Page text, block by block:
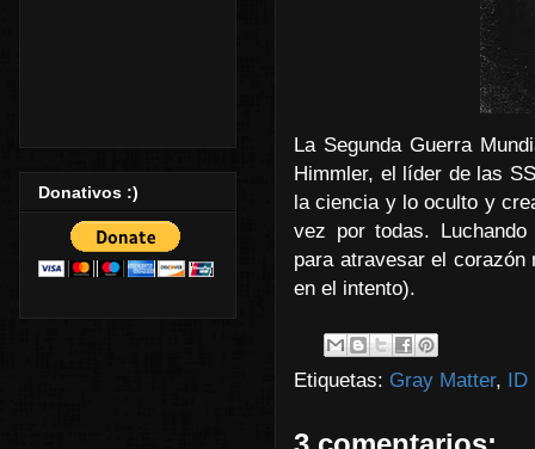
La Segunda Guerra
Himmler, el líder de las
la ciencia y lo oculto y
vez por todas.
para atravesar el
en el intento).
Etiquetas: Gray Matter, ID
Donativos :)